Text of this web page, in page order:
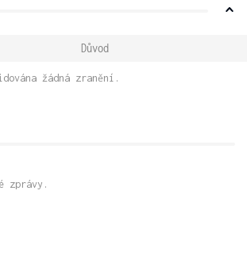
Důvod
žádná zranění.
zprávy.